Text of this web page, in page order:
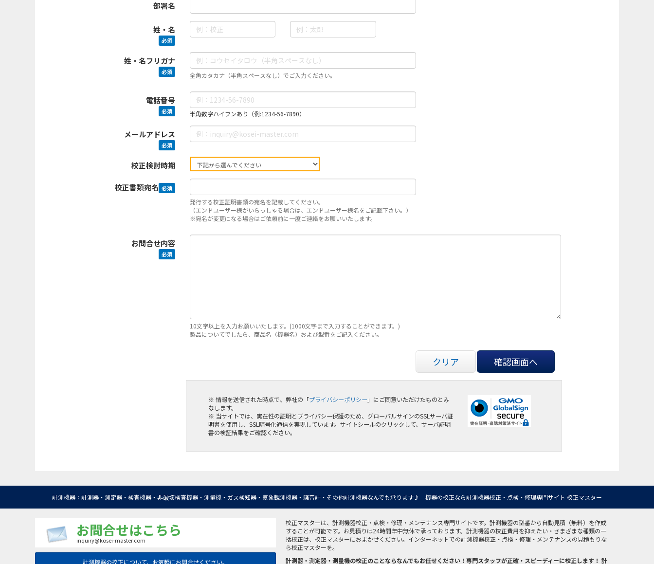
部署名
姓・名
必須
姓・名フリガナ
必須 全角カタカナ（半角スペースなし）でご入力ください。
電話番号
必須 半角数字ハイフンあり（例:1234-56-7890）
メールアドレス
必須
校正検討時期
校正書類宛名 必須
発行する校正証明書類の宛名を記載してください。
（エンドユーザー様がいらっしゃる場合は、エンドユーザー様名をご記載下さい。）
※宛名が変更になる場合はご依頼前に一度ご連絡をお願いいたします。
お問合せ内容
必須
10文字以上を入力お願いいたします。(1000文字まで入力することができます。)
製品についてでしたら、商品名（機器名）および型番をご記入ください。
クリア 確認画面へ
※ 情報を送信された時点で、弊社の「プライバシーポリシー 」にご同意いただけたものとみ
なします。
※ 当サイトでは、実在性の証明とプライバシー保護のため、グローバルサインのSSLサーバ証
明書を使用し、SSL暗号化通信を実現しています。サイトシールのクリックして、サーバ証明
書の検証結果をご確認ください。
計測機器：計測器・測定器・検査機器・非破壊検査機器・測量機・ガス検知器・気象観測機器・騒音計・その他計測機器なんでも承ります♪ 機器の校正なら計測機器校正・点検・修理専門サイト 校正マスター
お問合せはこちら
inquiry@kosei-master.com
計測機器の校正について、お気軽にお問合せください。
校正マスターは、計測機器校正・点検・修理・メンテナンス専門サイトです。計測機器の型番から自動見積（無料）を作成
することが可能です。お見積りは24時間年中無休で承っております。計測機器の校正費用を抑えたい・さまざまな種類の一
括校正は、校正マスターにおまかせください。インターネットでの計測機器校正・点検・修理・メンテナンスの見積もりな
ら校正マスターを。
計測器・測定器・測量機の校正のことならなんでもお任せください！専門スタッフが正確・スピーディーに校正します！ 計